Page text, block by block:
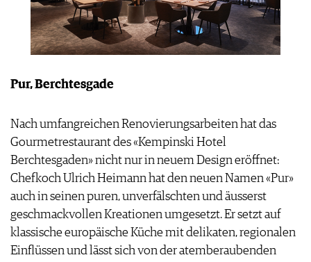
WINEGUIDES
KLARTEXT
EXTRAS
AUSGABE
VORTEILSWELT
APPS
VIDEOS
BILDSTRECKEN
NEWS
WEINWIRTSCHAFT
PORTRAITS
GEWINNSPIELE
VORTEILSWELT
TRINKREIFETABELLE
ABO
WEINSUCHE
NEWSLETTER
WINE TRADE CLUB
REDAKTION
Pur, Berchtesgade
Nach umfangreichen Renovierungsarbeiten hat das
Gourmetrestaurant des «Kempinski Hotel
Berchtesgaden» nicht nur in neuem Design eröffnet:
Chefkoch Ulrich Heimann hat den neuen Namen «Pur»
auch in seinen puren, unverfälschten und äusserst
geschmackvollen Kreationen umgesetzt. Er setzt auf
klassische europäische Küche mit delikaten, regionalen
Einflüssen und lässt sich von der atemberaubenden